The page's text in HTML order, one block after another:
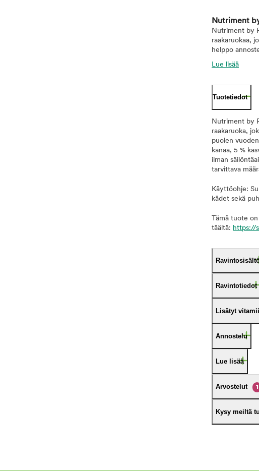
Nutriment
Nutriment by
raakaruokaa,
helppo
Lue lisää
Tuotetiedot
Nutriment by
raakaruoka,
puolen
kanaa, 5 %
ilman
tarvittava
Käyttöohje:
kädet sekä
Tämä tuote
täältä: https://
Ravintotiedot
Lisätyt
Annostelu
Lue lisää
Arvostelut 1
Kysy meiltä